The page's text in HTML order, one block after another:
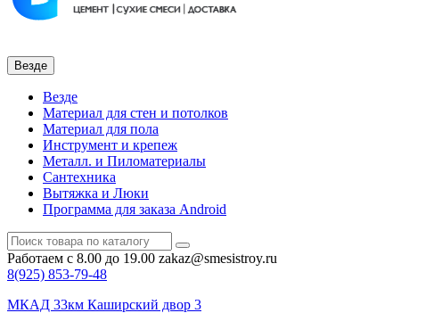
Везде
Везде
Материал для стен и потолков
Материал для пола
Инструмент и крепеж
Металл. и Пиломатериалы
Сантехника
Вытяжка и Люки
Программа для заказа Android
Работаем с 8.00 до 19.00 zakaz@smesistroy.ru
8(925) 853-79-48
МКАД 33км Каширский двор 3